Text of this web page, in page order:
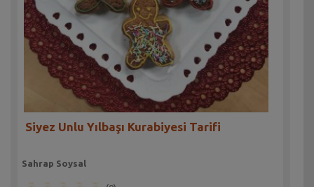
Siyez Unlu Yılbaşı Kurabiyesi Tarifi
Sahrap Soysal